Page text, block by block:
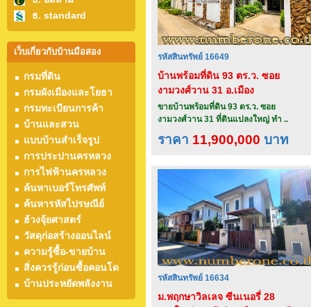
ธ. standard
เว็บเกี่ยวกับบ้านมือสอง
กรมที่ดิน
กรมผังเมืองและโยธา
กรมทะเบียนการค้า
บ้านและสวน
แบบบ้านสำเร็จรูป
การประปานครหลวง
การไฟฟ้านครหลวง
ค้นหาเบอร์โทรศัพท์
ค้นหารหัสไปรษณีย์
ฮ้วงจุ้ยศาสตร์
วัสดุก่อสร้างออนไลน์
ความรู้ซื้อ-ขายบ้าน
สิ่งควรรู้ก่อนซื้อคอนโด
บ้านประหยัดพลังงาน
รหัสสินทรัพย์ 16649
บ้านพร้อมที่ดิน 93 ตร.ว. ซอย
งามวงศ์วาน 31 อ.เมือง
จ.นนทบุรี
ขายบ้านพร้อมที่ดิน 93 ตร.ว. ซอย
งามวงศ์วาน 31 ที่ดินแปลงใหญ่ ทำ ..
ราคา 11,900,000 บาท
รหัสสินทรัพย์ 16634
ม.พฤกษาวิลเลจ ซีนเนอรี่ 28